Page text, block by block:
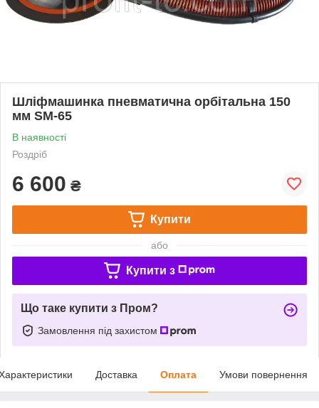
Шліфмашинка пневматична орбітальна 150
мм SM-65
В наявності
Роздріб
6 600 ₴
Купити
або
Купити з
Що таке купити з Пром?
Замовлення під захистом
Доставка Оплата Умови повернення